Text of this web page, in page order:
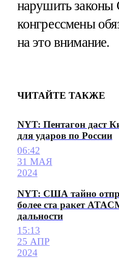
нарушить
конгрессмены
на это внимание.
ЧИТАЙТЕ ТАКЖЕ
NYT: Пентагон даст
для ударов по России
06:42
31 МАЯ
2024
NYT: США тайно
более ста ракет
дальности
15:13
25 АПР
2024